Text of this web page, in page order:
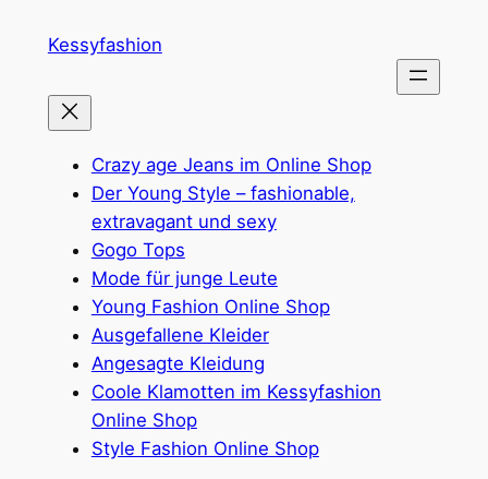
InhaltKessyfashion
Crazy age Jeans im Online Shop
Der Young Style – fashionable,
extravagant und sexy
Gogo Tops
Mode für junge Leute
Young Fashion Online Shop
Ausgefallene Kleider
Angesagte Kleidung
Coole Klamotten im Kessyfashion
Online Shop
Style Fashion Online Shop